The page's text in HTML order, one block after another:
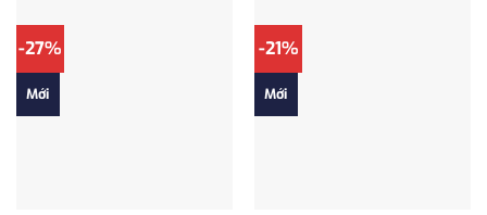
-27%
Mới
-21%
Mới